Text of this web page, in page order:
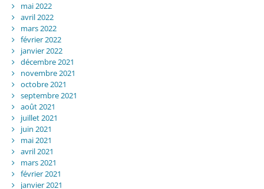
mai 2022
avril 2022
mars 2022
février 2022
janvier 2022
décembre 2021
novembre 2021
octobre 2021
septembre 2021
août 2021
juillet 2021
juin 2021
mai 2021
avril 2021
mars 2021
février 2021
janvier 2021